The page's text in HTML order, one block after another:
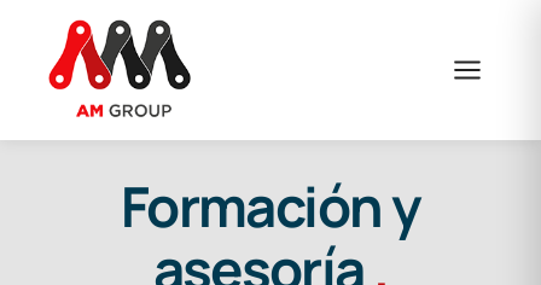
contenido
Formación y
asesoría.